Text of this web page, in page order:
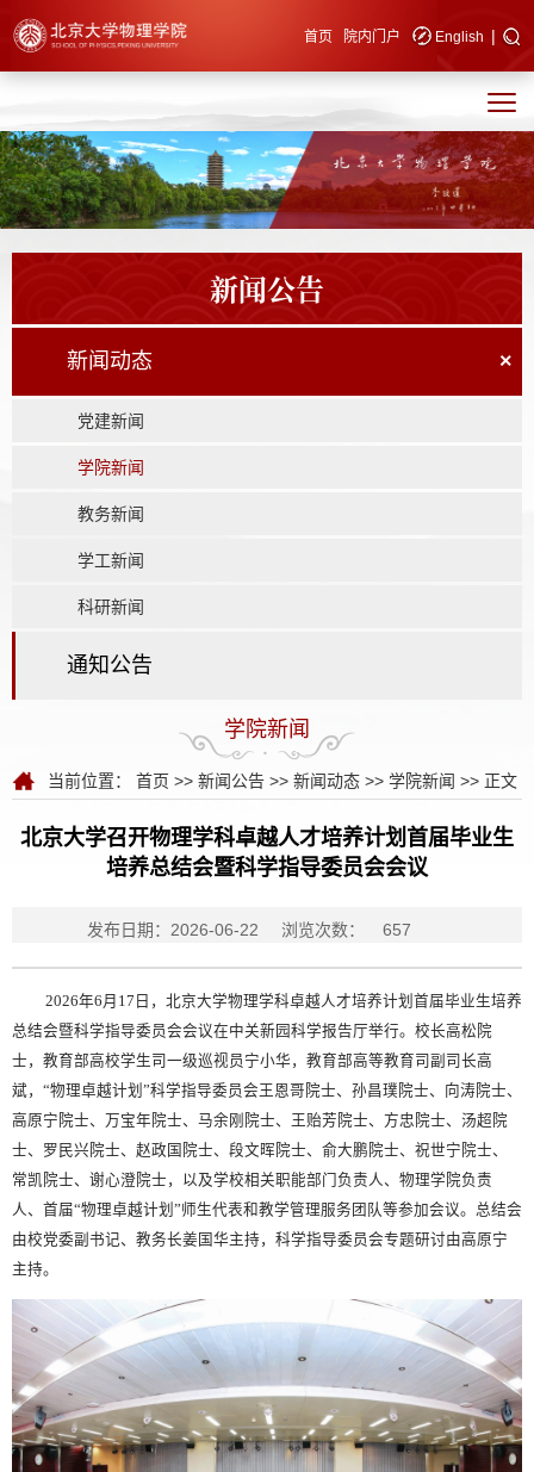
快速导航 首页 院内门户 English |
新闻公告
新闻动态 ×
党建新闻
学院新闻
教务新闻
学工新闻
科研新闻
通知公告
学院新闻
当前位置： 首页 >> 新闻公告 >> 新闻动态 >> 学院新闻 >> 正文
北京大学召开物理学科卓越人才培养计划首届毕业生
培养总结会暨科学指导委员会会议
发布日期：2026-06-22 浏览次数： 657
2026年6月17日，北京大学物理学科卓越人才培养计划首届毕业生培养
总结会暨科学指导委员会会议在中关新园科学报告厅举行。校长高松院
士，教育部高校学生司一级巡视员宁小华，教育部高等教育司副司长高
斌，“物理卓越计划”科学指导委员会王恩哥院士、孙昌璞院士、向涛院士、
高原宁院士、万宝年院士、马余刚院士、王贻芳院士、方忠院士、汤超院
士、罗民兴院士、赵政国院士、段文晖院士、俞大鹏院士、祝世宁院士、
常凯院士、谢心澄院士，以及学校相关职能部门负责人、物理学院负责
人、首届“物理卓越计划”师生代表和教学管理服务团队等参加会议。总结会
由校党委副书记、教务长姜国华主持，科学指导委员会专题研讨由高原宁
主持。